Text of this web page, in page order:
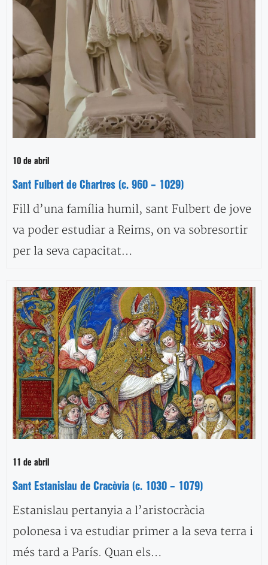
10 de abril
Sant Fulbert de Chartres (c. 960 – 1029)
Fill d’una família humil, sant Fulbert de jove
va poder estudiar a Reims, on va sobresortir
per la seva capacitat…
11 de abril
Sant Estanislau de Cracòvia (c. 1030 – 1079)
Estanislau pertanyia a l’aristocràcia
polonesa i va estudiar primer a la seva terra i
més tard a París. Quan els…